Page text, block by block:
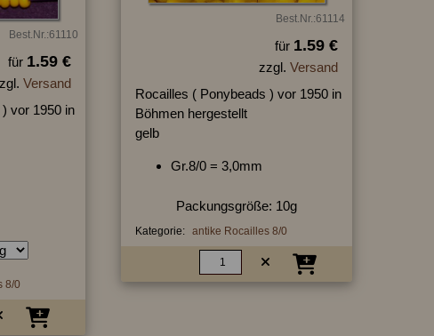
Best.Nr.:61110
für 1.59 €
Versand
vor 1950 in
8/0
Best.Nr.:61114
für 1.59 €
zzgl. Versand
Rocailles ( Ponybeads ) vor 1950 in
Böhmen hergestellt
gelb
Gr.8/0 = 3,0mm
Packungsgröße: 10g
Kategorie: antike Rocailles 8/0